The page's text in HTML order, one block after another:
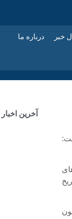
خبر درباره ما
آخرین اخبار